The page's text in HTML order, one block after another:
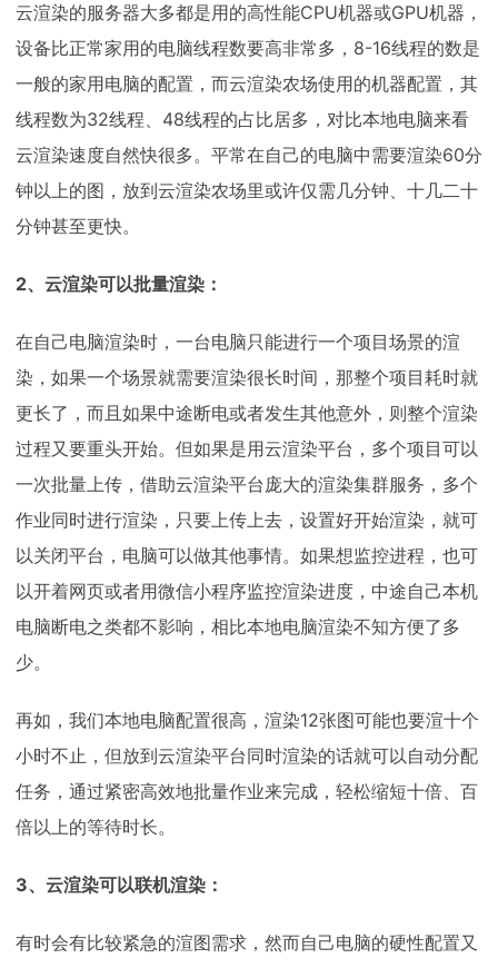
云渲染的服务器大多都是用的高性能CPU机器或GPU机器，
设备比正常家用的电脑线程数要高非常多，8-16线程的数是
一般的家用电脑的配置，而云渲染农场使用的机器配置，其
线程数为32线程、48线程的占比居多，对比本地电脑来看
云渲染速度自然快很多。平常在自己的电脑中需要渲染60分
钟以上的图，放到云渲染农场里或许仅需几分钟、十几二十
分钟甚至更快。
2、云渲染可以批量渲染：
在自己电脑渲染时，一台电脑只能进行一个项目场景的渲
染，如果一个场景就需要渲染很长时间，那整个项目耗时就
更长了，而且如果中途断电或者发生其他意外，则整个渲染
过程又要重头开始。但如果是用云渲染平台，多个项目可以
一次批量上传，借助云渲染平台庞大的渲染集群服务，多个
作业同时进行渲染，只要上传上去，设置好开始渲染，就可
以关闭平台，电脑可以做其他事情。如果想监控进程，也可
以开着网页或者用微信小程序监控渲染进度，中途自己本机
电脑断电之类都不影响，相比本地电脑渲染不知方便了多
少。
再如，我们本地电脑配置很高，渲染12张图可能也要渲十个
小时不止，但放到云渲染平台同时渲染的话就可以自动分配
任务，通过紧密高效地批量作业来完成，轻松缩短十倍、百
倍以上的等待时长。
3、云渲染可以联机渲染：
有时会有比较紧急的渲图需求，然而自己电脑的硬性配置又